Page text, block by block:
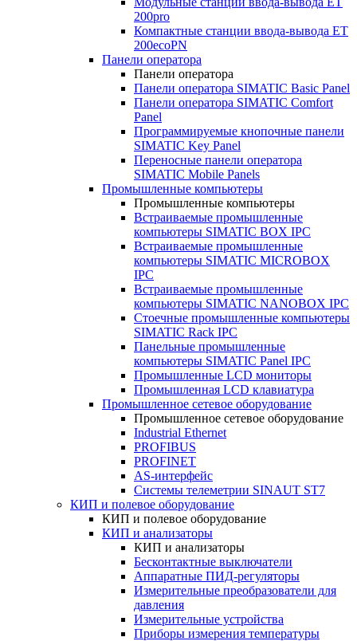
200pro
Компактные станции ввода-вывода ET
200ecoPN
Панели оператора
Панели оператора
Панели оператора SIMATIC Basic Panel
Панели оператора SIMATIC Comfort
Panel
Программируемые кнопочные панели
SIMATIC Key Panel
Переносные панели оператора
SIMATIC Mobile Panels
Промышленные компьютеры
Промышленные компьютеры
Встраиваемые промышленные
компьютеры SIMATIC BOX IPC
Встраиваемые промышленные
компьютеры SIMATIC MICROBOX
IPC
Встраиваемые промышленные
компьютеры SIMATIC NANOBOX IPC
Стоечные промышленные компьютеры
SIMATIC Rack IPC
Панельные промышленные
компьютеры SIMATIC Panel IPC
Промышленные LCD мониторы
Промышленная LCD клавиатура
Промышленное сетевое оборудование
Промышленное сетевое оборудование
Industrial Ethernet
PROFIBUS
PROFINET
AS-интерфейс
Системы телеметрии SINAUT ST7
КИП и полевое оборудование
КИП и полевое оборудование
КИП и анализаторы
КИП и анализаторы
Бесконтактные выключатели
Аппаратные ПИД-регуляторы
Измерительные преобразователи для
давления
Измерительные устройства
Приборы измерения температуры